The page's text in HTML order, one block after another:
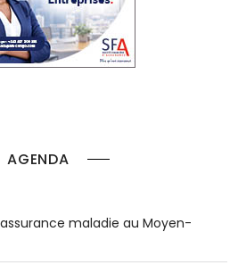
AGENDA
maladie au Moyen-